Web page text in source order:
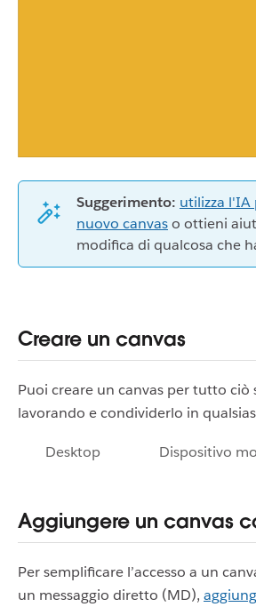
Suggerimento: utilizza l'IA
nuovo canvaso ottieni
modifica di qualcosa che
Creare un canvas
Puoi creare un canvas per tutto ciò
lavorando e condividerlo in
Desktop Dispositivo
Aggiungere un canvas
Per semplificare l’accesso a un
un messaggio diretto (MD),